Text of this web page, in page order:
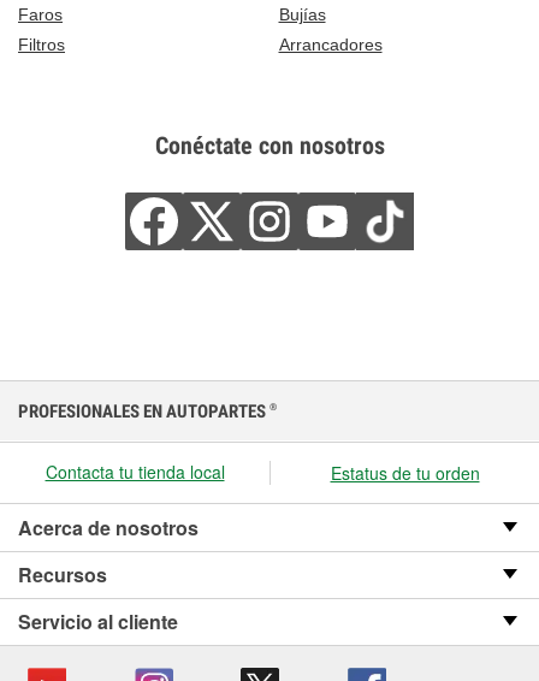
Faros
Bujías
Filtros
Arrancadores
Conéctate con nosotros
PROFESIONALES EN AUTOPARTES ®
Contacta tu tienda local Estatus de tu orden
Acerca de nosotros
Recursos
Servicio al cliente